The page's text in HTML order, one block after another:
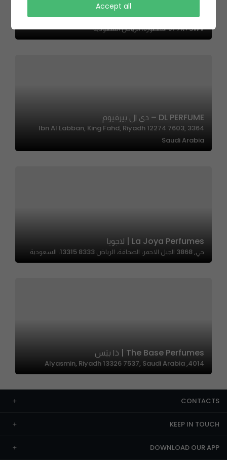
La Vie | لا ڤي
JP7R+3WV المنصورة، الرياض السعودية
DL PERFUME – دي ال بيرفيوم
3364 Ibn Al Labban, King Fahd, Riyadh 12274 7603,
Saudi Arabia
La Joya Perfumes | لاجويا
حي, 3868 الجبل الاحمر، الصحافة، الرياض 13315 8333، السعودية
The Base Perfumes | ذا بيَس
4014, Alyasmin, Riyadh 13326 7537, Saudi Arabia
CONTACTS
KEEP IN TOUCH
DOWNLOAD OUR APP
Accept all